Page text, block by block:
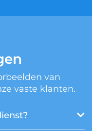
van
vaste klanten.